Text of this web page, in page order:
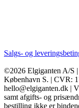
Salgs- og
©2026 Elgiganten A/S
København S. | CVR:
hello@elgiganten.dk |
samt afgifts- og
bestilling ikke er